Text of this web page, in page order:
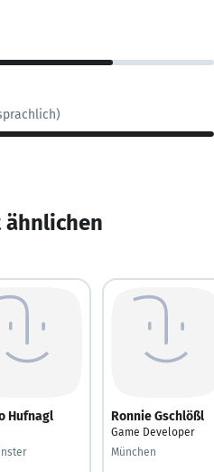
ähnlichen
Hufnagl Ronnie Gschlößl
Game Developer
München